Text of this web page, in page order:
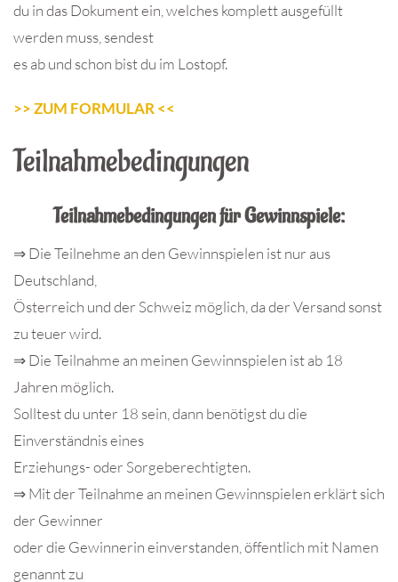
du in das Dokument ein, welches komplett ausgefüllt
werden muss, sendest
es ab und schon bist du im Lostopf.
>> ZUM FORMULAR <<
Teilnahmebedingungen
Teilnahmebedingungen für Gewinnspiele:
⇒ Die Teilnehme an den Gewinnspielen ist nur aus
Deutschland,
Österreich und der Schweiz möglich, da der Versand sonst
zu teuer wird.
⇒ Die Teilnahme an meinen Gewinnspielen ist ab 18
Jahren möglich.
Solltest du unter 18 sein, dann benötigst du die
Einverständnis eines
Erziehungs- oder Sorgeberechtigten.
⇒ Mit der Teilnahme an meinen Gewinnspielen erklärt sich
der Gewinner
oder die Gewinnerin einverstanden, öffentlich mit Namen
genannt zu